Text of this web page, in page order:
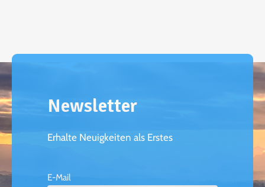
Newsletter
Erhalte Neuigkeiten als Erstes
E-Mail